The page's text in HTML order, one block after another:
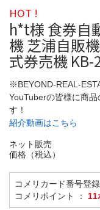
HOT !
h*t様 食券自
機 芝浦自販
式券売機 KB-
※BEYOND-REAL-
YouTuberの皆様に商
す！
紹介動画はこちら
ネット販売
価格（税込）
コメリカード番号登
コメリポイント ： 11